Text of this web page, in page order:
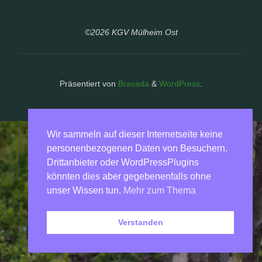
©2026 KGV Mülheim Ost
Präsentiert von Bravada & WordPress.
Wir sammeln auf dieser Internetseite keine
personenbezogenen Daten von Besuchern.
Drittanbieter oder WordPressPlugins
könnten dies aber gegebenenfalls ohne
unser Wissen tun. Mehr zum Thema
Verstanden